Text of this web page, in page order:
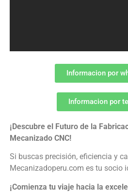
Informacion por
Informacion por
¡Descubre el Futuro de la
Mecanizado CNC!
Si buscas precisión, eficiencia y
Mecanizadoperu.com es tu socio
¡Comienza tu viaje hacia la